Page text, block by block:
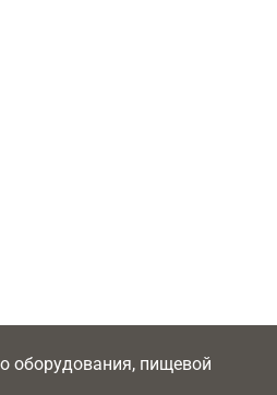
оборудования, пищевой